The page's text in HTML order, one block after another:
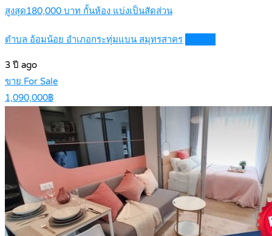
สูงสุด180,000 บาท กั้นห้อง แบ่งเป็นสัดส่วน
ตำบล อ้อมน้อย อำเภอกระทุ่มแบน สมุทรสาคร
3 ปี ago
ขาย For Sale
1,090,000฿